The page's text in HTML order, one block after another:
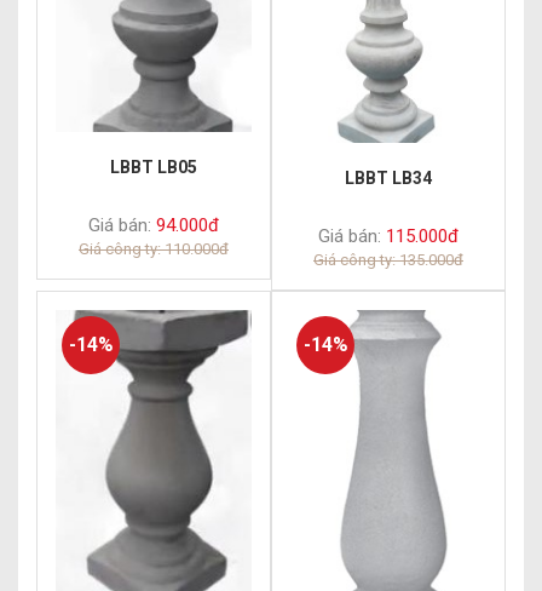
LBBT LB05
Giá bán: 94.000đ
Giá công ty: 110.000đ
LBBT LB34
Giá bán: 115.000đ
Giá công ty: 135.000đ
-14% -14%